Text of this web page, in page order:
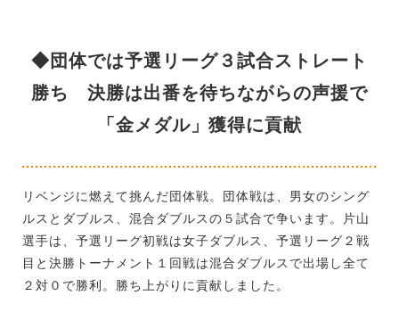
◆団体では予選リーグ３試合ストレート
勝ち 決勝は出番を待ちながらの声援で
「金メダル」獲得に貢献
リベンジに燃えて挑んだ団体戦。団体戦は、男女のシング
ルスとダブルス、混合ダブルスの５試合で争います。片山
選手は、予選リーグ初戦は女子ダブルス、予選リーグ２戦
目と決勝トーナメント１回戦は混合ダブルスで出場し全て
２対０で勝利。勝ち上がりに貢献しました。